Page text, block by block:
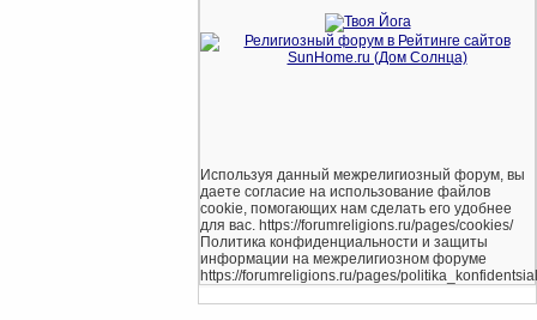
Используя данный межрелигиозный форум, вы
даете согласие на использование файлов
cookie, помогающих нам сделать его удобнее
для вас. https://forumreligions.ru/pages/cookies/
Политика конфиденциальности и защиты
информации на межрелигиозном форуме
https://forumreligions.ru/pages/